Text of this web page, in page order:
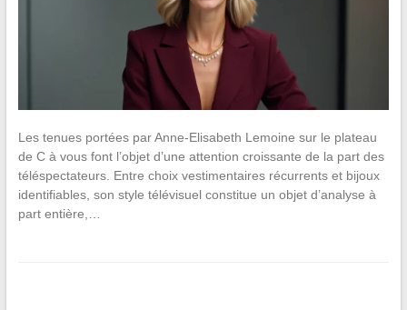
Les tenues portées par Anne-Elisabeth Lemoine sur le plateau
de C à vous font l’objet d’une attention croissante de la part des
téléspectateurs. Entre choix vestimentaires récurrents et bijoux
identifiables, son style télévisuel constitue un objet d’analyse à
part entière,…